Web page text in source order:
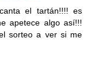
el tartán!!!! es
apetece algo así!!!
sorteo a ver si me